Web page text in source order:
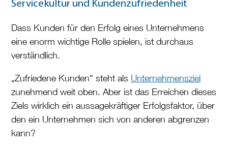
Servicekultur und Kundenzufriedenheit
Dass Kunden für den Erfolg eines Unternehmens
eine enorm wichtige Rolle spielen, ist durchaus
verständlich.
„Zufriedene Kunden“ steht als Unternehmensziel
zunehmend weit oben. Aber ist das Erreichen dieses
Ziels wirklich ein aussagekräftiger Erfolgsfaktor, über
den ein Unternehmen sich von anderen abgrenzen
kann?